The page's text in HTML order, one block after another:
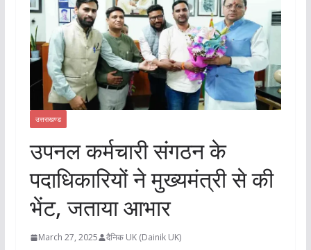
उत्तराखण्ड
उपनल कर्मचारी संगठन के
पदाधिकारियों ने मुख्यमंत्री से की
भेंट, जताया आभार
March 27, 2025 दैनिक UK (Dainik UK)